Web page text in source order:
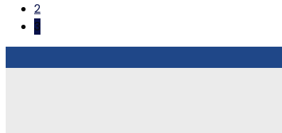
2
3